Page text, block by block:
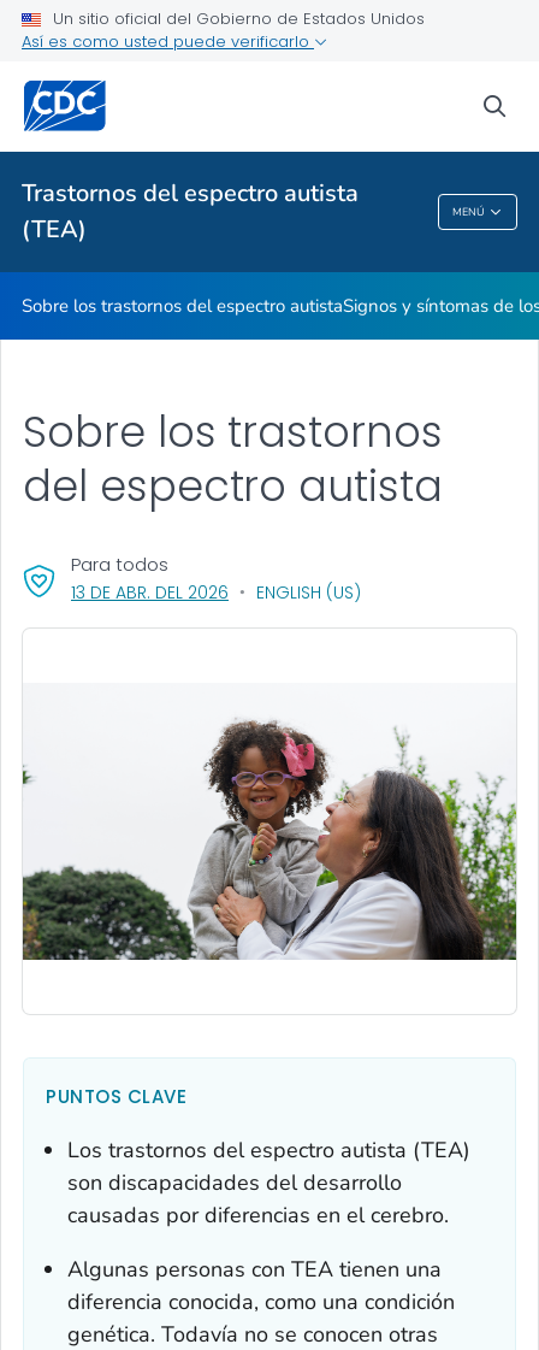
Un sitio oficial del Gobierno de Estados Unidos
Así es como usted puede verificarlo
Trastornos del espectro autista
(TEA)
MENÚ
espectro autista
VER TODO
Trastornos Del Espectro Autista (TEA)
Sobre los trastornos del espectro autistaSignos y síntomas de
Sobre los trastornos
del espectro autista
13 DE ABR. DEL 2026 , VISIT LINK FOR DETAILS.
ENGLISH (US)
Para todos
PUNTOS CLAVE
Los trastornos del espectro autista (TEA)
son discapacidades del desarrollo
causadas por diferencias en el cerebro.
Algunas personas con TEA tienen una
diferencia conocida, como una condición
genética. Todavía no se conocen otras